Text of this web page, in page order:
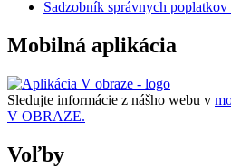
Sadzobník správnych
Mobilná aplikácia
Sledujte informácie z nášho webu v
V OBRAZE.
Voľby